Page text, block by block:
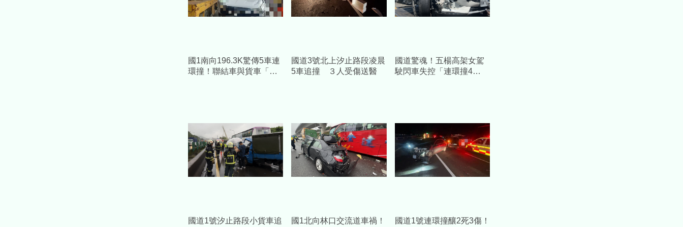
國1南向196.3K驚傳5車連
環撞！聯結車與貨車「擠
國道3號北上汐止路段凌晨
5車追撞 ３人受傷送醫
國道驚魂！五楊高架女駕
駛閃車失控「連環撞4
國道1號汐止路段小貨車追 國1北向林口交流道車禍！ 國道1號連環撞釀2死3傷！